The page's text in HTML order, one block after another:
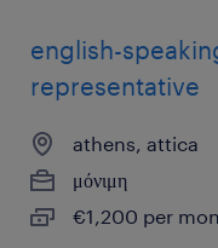
english-
representative
athens, attica
μόνιμη
€1,200 per